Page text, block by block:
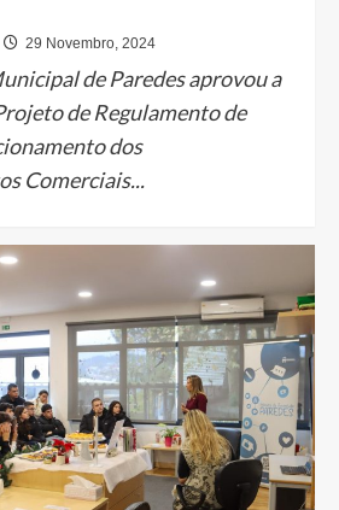
29 Novembro, 2024
de Paredes aprovou a
de Regulamento de
dos
Comerciais...